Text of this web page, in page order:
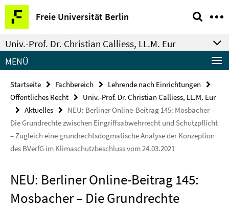
Springe
direkt
zu
Inhalt
Freie Universität Berlin
Service-
Navigation
Univ.-Prof. Dr. Christian Calliess, LL.M. Eur
MENÜ
Startseite Fachbereich
Lehrende nach Einrichtungen
Öffentliches Recht
Univ.-Prof. Dr. Christian Calliess, LL.M. Eur
Aktuelles
NEU: Berliner Online-Beitrag 145: Mosbacher –
Die Grundrechte zwischen Eingriffsabwehrrecht und Schutzpflicht
– Zugleich eine grundrechtsdogmatische Analyse der Konzeption
des BVerfG im Klimaschutzbeschluss vom 24.03.2021
NEU: Berliner Online-Beitrag 145:
Mosbacher – Die Grundrechte